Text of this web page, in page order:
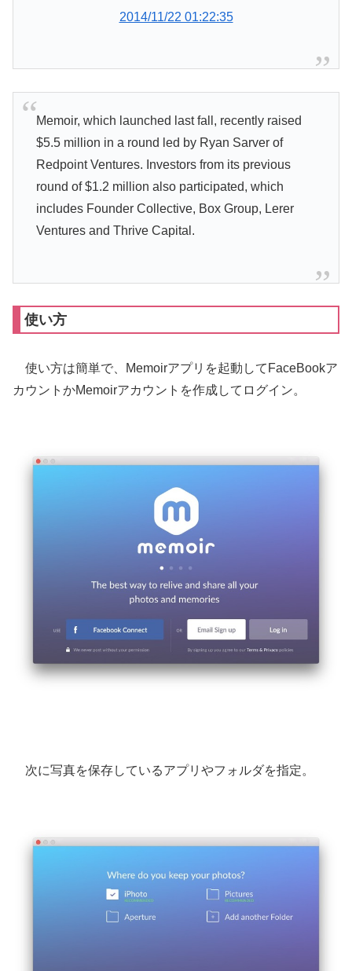
2014/11/22 01:22:35
Memoir, which launched last fall, recently raised
$5.5 million in a round led by Ryan Sarver of
Redpoint Ventures. Investors from its previous
round of $1.2 million also participated, which
includes Founder Collective, Box Group, Lerer
Ventures and Thrive Capital.
使い方
使い方は簡単で、Memoirアプリを起動してFaceBookア
カウントかMemoirアカウントを作成してログイン。
次に写真を保存しているアプリやフォルダを指定。